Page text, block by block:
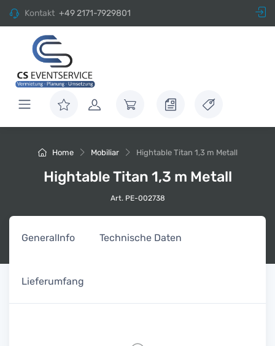
Kontakt +49 2171-7929801
Home Mobiliar Hightable Titan 1,3 m Metall
Hightable Titan 1,3 m Metall
Art. PE-002738
GeneralInfo Technische Daten
Lieferumfang